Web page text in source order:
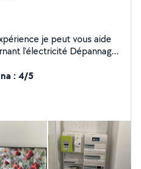
je peut vous aide
Dépannage
Et
bricolage
: 4/5